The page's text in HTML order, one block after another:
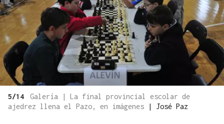
5/14
Galería | La final provincial escolar de
ajedrez llena el Pazo, en imágenes
| José Paz